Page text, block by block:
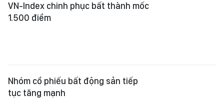
VN-Index chinh phục bất thành mốc
1.500 điểm
Nhóm cổ phiếu bất động sản tiếp
tục tăng mạnh